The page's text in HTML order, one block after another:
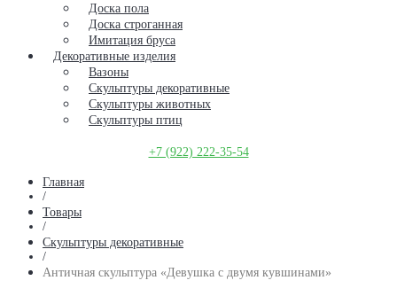
Доска пола
Доска строганная
Имитация бруса
Декоративные изделия
Вазоны
Скульптуры декоративные
Скульптуры животных
Скульптуры птиц
+7 (922) 222-35-54
Главная
/
Товары
/
Скульптуры декоративные
/
Античная скульптура «Девушка с двумя кувшинами»